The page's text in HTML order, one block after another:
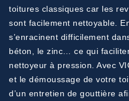
toitures classiques car les
sont facilement nettoyable.
s’enracinent difficilement
béton, le zinc… ce qui
nettoyeur à pression. Avec
et le démoussage de votre
d’un entretien de gouttière